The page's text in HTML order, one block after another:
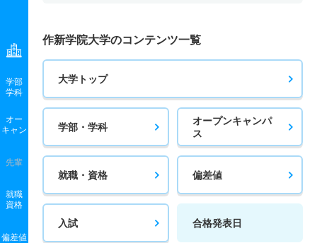
学部
学科
オー
キャン
先輩
就職
資格
偏差値
作新学院大学のコンテンツ一覧
大学トップ
学部・学科
オープンキャンパ
ス
就職・資格 偏差値
入試 合格発表日